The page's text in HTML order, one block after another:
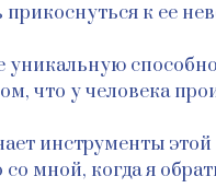
к ее
что у человека
инструменты
мной, когда я